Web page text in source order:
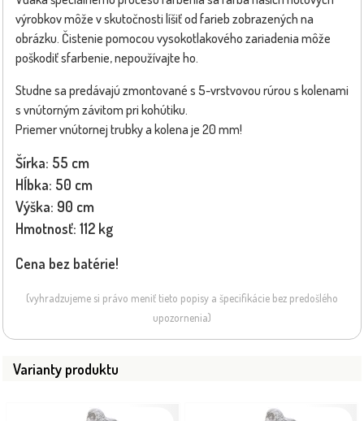
výrobkov môže v skutočnosti líšiť od farieb zobrazených na
obrázku. Čistenie pomocou vysokotlakového zariadenia môže
poškodiť sfarbenie, nepoužívajte ho.
Studne sa predávajú zmontované s 5-vrstvovou rúrou s kolenami
s vnútorným závitom pri kohútiku.
Priemer vnútornej trubky a kolena je 20 mm!
Šírka: 55 cm
Hĺbka: 50 cm
Výška: 90 cm
Hmotnosť: 112 kg
Cena bez batérie!
(vyhradzujeme si právo meniť tieto popisy a špecifikácie bez predošlého
upozornenia)
Varianty produktu